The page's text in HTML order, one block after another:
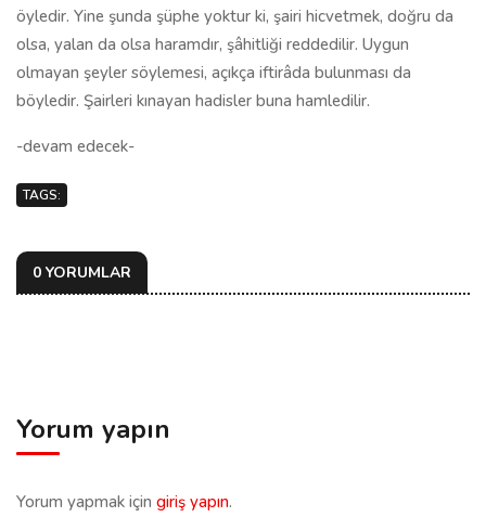
öyledir. Yine şunda şüphe yoktur ki, şairi hicvetmek, doğru da
olsa, yalan da olsa haramdır, şâhitliği reddedilir. Uygun
olmayan şeyler söylemesi, açıkça iftirâda bulunması da
böyledir. Şairleri kınayan hadisler buna hamledilir.
-devam edecek-
TAGS:
0 YORUMLAR
Yorum yapın
Yorum yapmak için giriş yapın.